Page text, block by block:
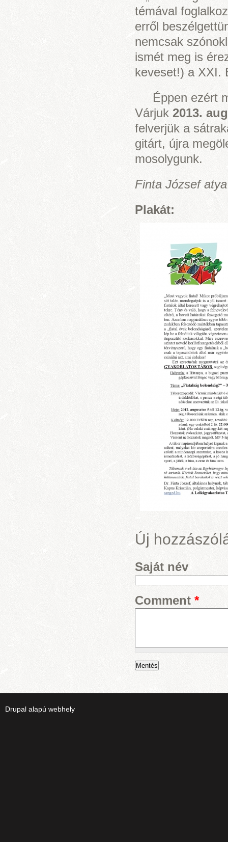
témával
erről
nemcsak
ismét meg is
keveset!) a XXI.
Éppen ezért
Várjuk 2013.
felverjük a
gitárt, újra
mosolygunk.
Finta József atya
Plakát:
Új
Saját név
Comment *
Drupal alapú webhely